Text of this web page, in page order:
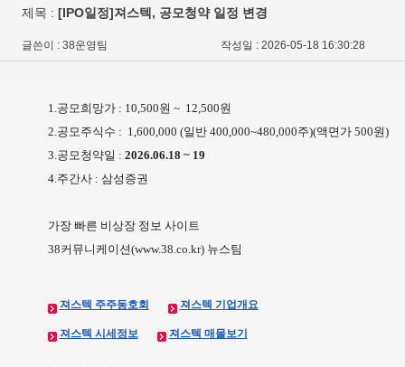
제목 : [IPO일정]져스텍, 공모청약 일정 변경
글쓴이 : 38운영팀 작성일 : 2026-05-18 16:30:28
1.공모희망가 : 10,500원 ~ 12,500원
2.공모주식수 : 1,600,000 (일반 400,000~480,000주)(액면가 500원)
3.공모청약일 : 2026.06.18 ~ 19
4.주간사 : 삼성증권
가장 빠른 비상장 정보 사이트
38커뮤니케이션(www.38.co.kr) 뉴스팀
져스텍 주주동호회 져스텍 기업개요
져스텍 시세정보 져스텍 매물보기